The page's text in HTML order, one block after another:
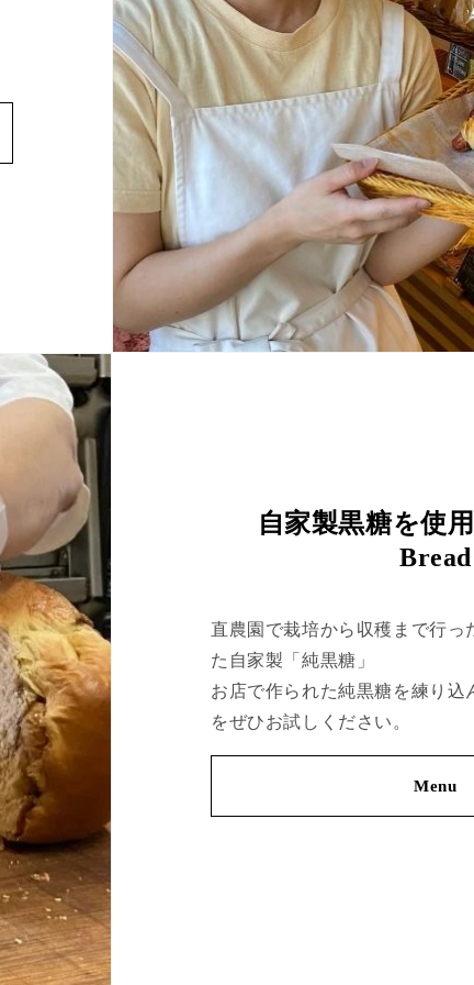
自家製黒糖を使
Bread
直農園で栽培から収穫まで行っ
た自家製「純黒糖」
お店で作られた純黒糖を練り込
をぜひお試しください。
Menu